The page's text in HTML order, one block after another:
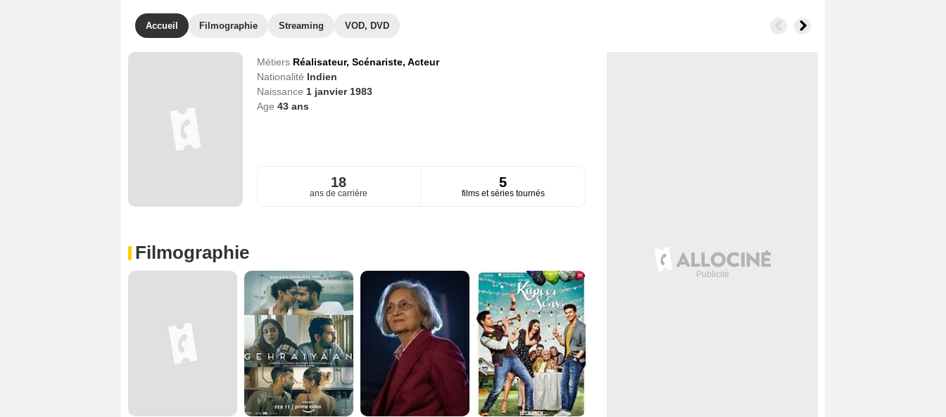
Accueil Filmographie Streaming VOD, DVD
Métiers Réalisateur, Scénariste, Acteur
Nationalité Indien
Naissance 1 janvier 1983
Age 43ans
18
ans de carrière
5
films et séries tournés
Filmographie